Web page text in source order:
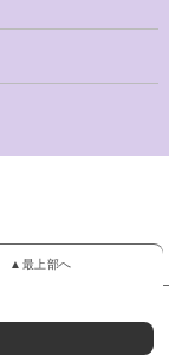
▲最上部へ